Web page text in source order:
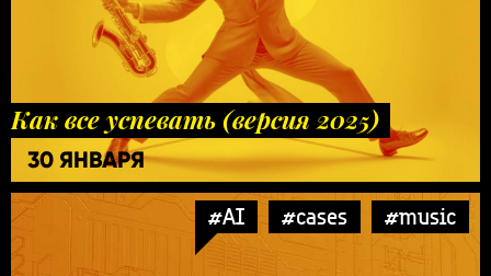
Как все успевать (версия 2025)
30 ЯНВАРЯ
#AI #cases #music